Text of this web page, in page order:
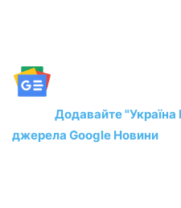
Додавайте "Україна
джерела Google Новини